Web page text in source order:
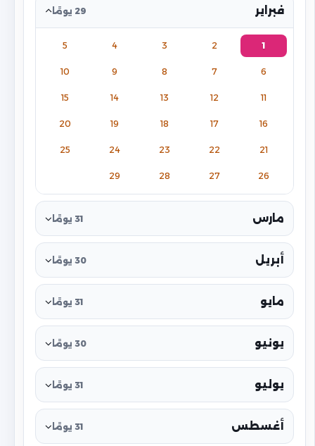
فبراير 29 يومًا
1
2
3
4
5
6
7
8
9
10
11
12
13
14
15
16
17
18
19
20
21
22
23
24
25
26
27
28
29
مارس 31 يومًا
أبريل 30 يومًا
مايو 31 يومًا
يونيو 30 يومًا
يوليو 31 يومًا
أغسطس 31 يومًا